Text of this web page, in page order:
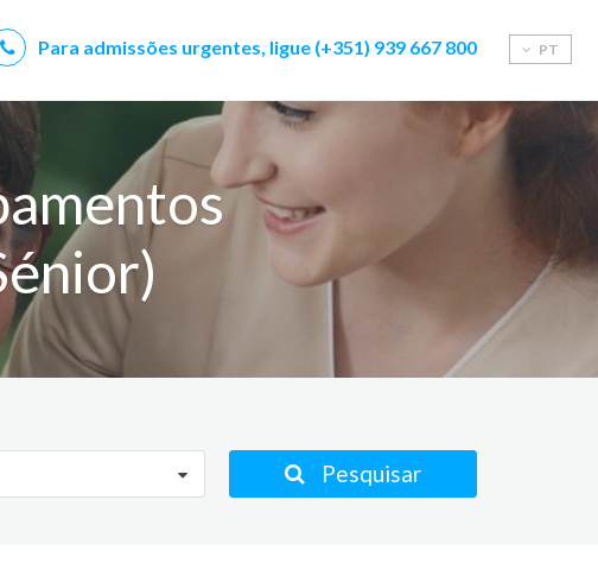
PT
Para admissões urgentes, ligue (+351) 939 667 800
Pesquisar